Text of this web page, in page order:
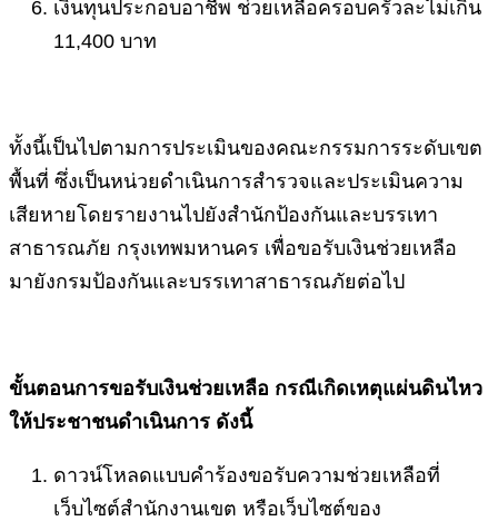
เงินทุนประกอบอาชีพ ช่วยเหลือครอบครัวละไม่เกิน
11,400 บาท
ทั้งนี้เป็นไปตามการประเมินของคณะกรรมการระดับเขต
พื้นที่ ซึ่งเป็นหน่วยดำเนินการสำรวจและประเมินความ
เสียหายโดยรายงานไปยังสำนักป้องกันและบรรเทา
สาธารณภัย กรุงเทพมหานคร เพื่อขอรับเงินช่วยเหลือ
มายังกรมป้องกันและบรรเทาสาธารณภัยต่อไป
ขั้นตอนการขอรับเงินช่วยเหลือ กรณีเกิดเหตุแผ่นดินไหว
ให้ประชาชนดำเนินการ ดังนี้
ดาวน์โหลดแบบคำร้องขอรับความช่วยเหลือที่
เว็บไซต์สำนักงานเขต หรือเว็บไซต์ของ